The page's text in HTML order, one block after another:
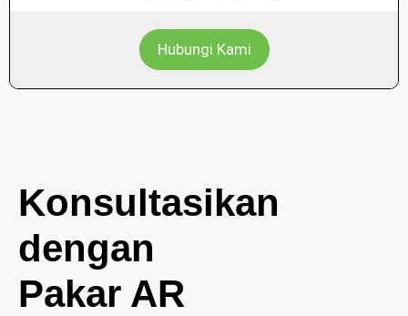
Hubungi Kami
Konsultasikan
dengan
Pakar AR